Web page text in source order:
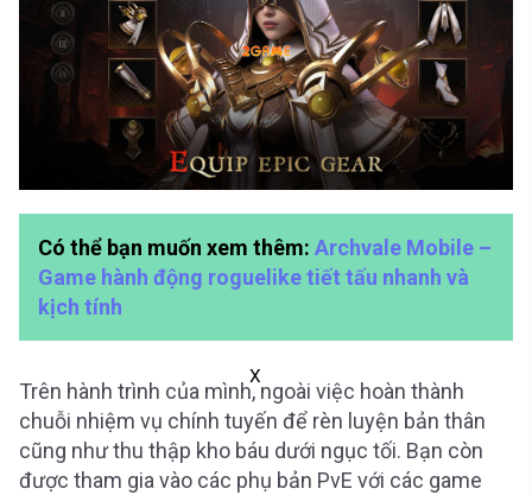
Có thể bạn muốn xem thêm: Archvale Mobile –
Game hành động roguelike tiết tấu nhanh và
kịch tính
X
Trên hành trình của mình, ngoài việc hoàn thành
chuỗi nhiệm vụ chính tuyến để rèn luyện bản thân
cũng như thu thập kho báu dưới ngục tối. Bạn còn
được tham gia vào các phụ bản PvE với các game